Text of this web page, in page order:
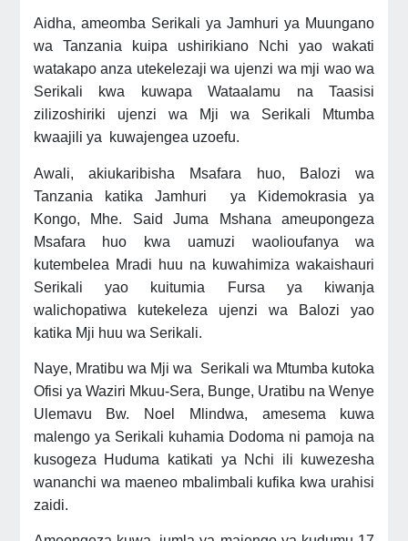
Aidha, ameomba Serikali ya Jamhuri ya Muungano
wa Tanzania kuipa ushirikiano Nchi yao wakati
watakapo anza utekelezaji wa ujenzi wa mji wao wa
Serikali kwa kuwapa Wataalamu na Taasisi
zilizoshiriki ujenzi wa Mji wa Serikali Mtumba
kwaajili ya kuwajengea uzoefu.
Awali, akiukaribisha Msafara huo, Balozi wa
Tanzania katika Jamhuri ya Kidemokrasia ya
Kongo, Mhe. Said Juma Mshana ameupongeza
Msafara huo kwa uamuzi waolioufanya wa
kutembelea Mradi huu na kuwahimiza wakaishauri
Serikali yao kuitumia Fursa ya kiwanja
walichopatiwa kutekeleza ujenzi wa Balozi yao
katika Mji huu wa Serikali.
Naye, Mratibu wa Mji wa Serikali wa Mtumba kutoka
Ofisi ya Waziri Mkuu-Sera, Bunge, Uratibu na Wenye
Ulemavu Bw. Noel Mlindwa, amesema kuwa
malengo ya Serikali kuhamia Dodoma ni pamoja na
kusogeza Huduma katikati ya Nchi ili kuwezesha
wananchi wa maeneo mbalimbali kufika kwa urahisi
zaidi.